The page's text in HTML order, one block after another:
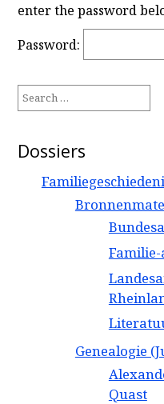
enter the password
Password:
for:
Dossiers
Genealogie
Quast